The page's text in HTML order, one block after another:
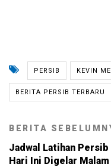
PERSIB KEVIN
BERITA PERSIB TERBARU
BERITA
Jadwal Latihan Persib
Hari Ini Digelar Malam